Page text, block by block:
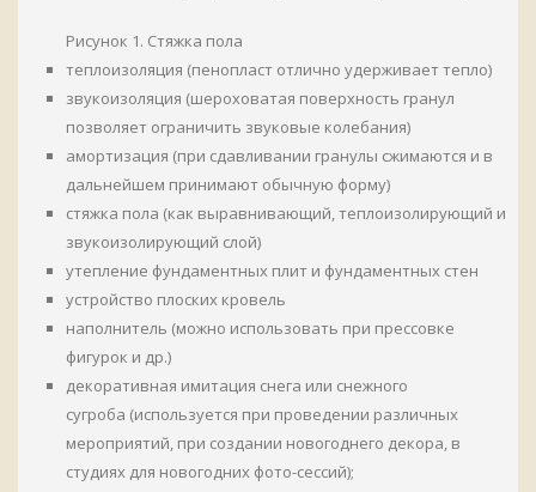
Рисунок 1. Стяжка пола
теплоизоляция (пенопласт отлично удерживает тепло)
звукоизоляция (шероховатая поверхность гранул
позволяет ограничить звуковые колебания)
амортизация (при сдавливании гранулы сжимаются и в
дальнейшем принимают обычную форму)
стяжка пола (как выравнивающий, теплоизолирующий и
звукоизолирующий слой)
утепление фундаментных плит и фундаментных стен
устройство плоских кровель
наполнитель (можно использовать при прессовке
фигурок и др.)
декоративная имитация снега или снежного
сугроба (используется при проведении различных
мероприятий, при создании новогоднего декора, в
студиях для новогодних фото-сессий);